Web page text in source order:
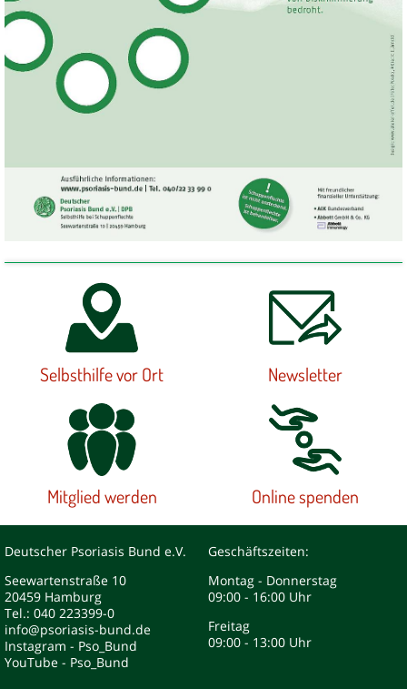
Selbsthilfe vor Ort Newsletter
Mitglied werden Online spenden
Deutscher Psoriasis Bund e.V.
Seewartenstraße 10
20459 Hamburg
Tel.: 040 223399-0
info@psoriasis-bund.de
Instagram - Pso_Bund
YouTube - Pso_Bund
Geschäftszeiten:
Montag - Donnerstag
09:00 - 16:00 Uhr
Freitag
09:00 - 13:00 Uhr